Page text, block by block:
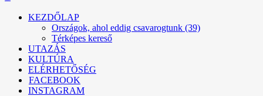
KEZDŐLAP
Országok, ahol eddig csavarogtunk (39)
Térképes kereső
UTAZÁS
KULTÚRA
ELÉRHETŐSÉG
FACEBOOK
INSTAGRAM